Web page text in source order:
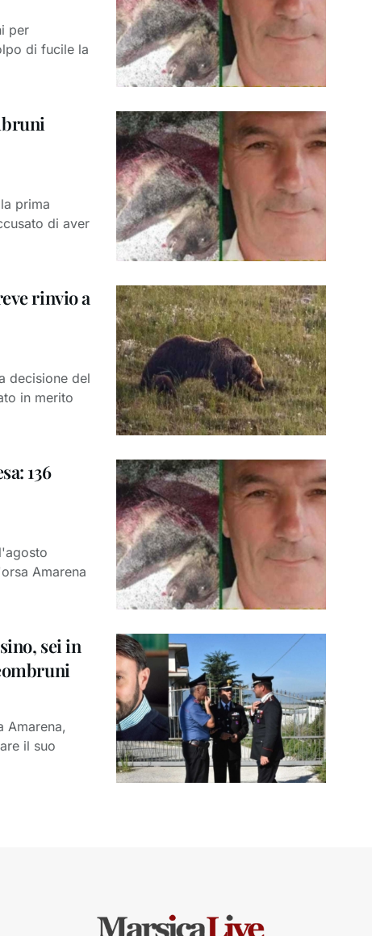
per
di fucile la
prima
di aver
rinvio a
decisione del
in merito
136
Amarena
sei in
Amarena,
il suo